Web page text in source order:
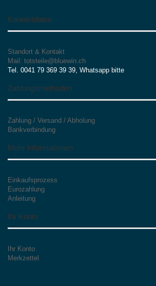
Kontaktdaten
Standort & Kontakt
Mail: totsteile@bluewin.ch
Tel. 0041 79 369 39 39, Whatsapp bitte
Zahlungsmethoden
Zahlung / Versand / Abholung
Bankverbindung
Mehr Informationen
Einkaufsprozess
Eurozahlung
Anleitung
Ihr Konto
Ihr Konto
Merkzettel